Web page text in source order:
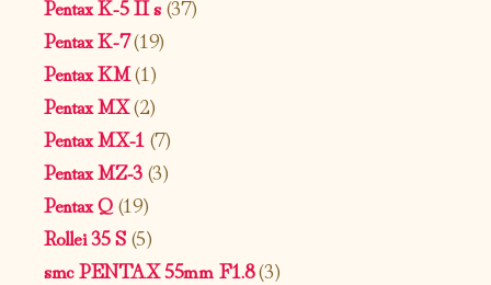
Pentax K-5 II s(37)
Pentax K-7(19)
Pentax KM(1)
Pentax MX(2)
Pentax MX-1 (7)
Pentax MZ-3(3)
Pentax Q(19)
Rollei 35 S(5)
smc PENTAX 55mm F1.8(3)